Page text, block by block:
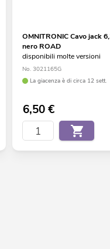
OMNITRONIC Cavo jack
nero ROAD
disponibili molte versioni
No. 3021165G
La giacenza è di circa 12 sett.
6,50€